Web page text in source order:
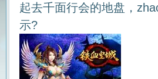
起去千面行会的地盘，
示?